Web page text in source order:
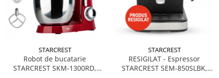
STARCREST
Robot de bucatarie
STARCREST SKM-1300RD,
STARCREST
RESIGILAT - Espressor
STARCREST SEM-850SLBK,